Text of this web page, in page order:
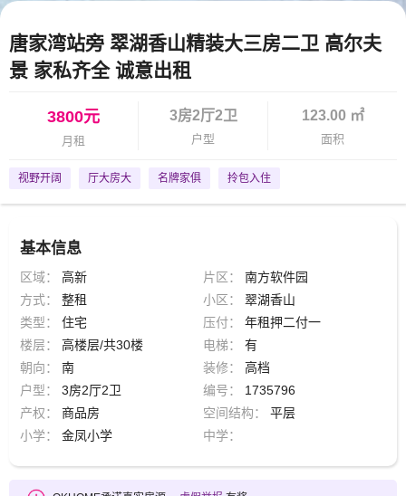
唐家湾站旁 翠湖香山精装大三房二卫 高尔夫
景 家私齐全 诚意出租
3800元
月租
3房2厅2卫
户型
123.00 ㎡
面积
视野开阔 厅大房大 名牌家俱 拎包入住
基本信息
区域： 高新 片区：
南方软件园
方式：
整租 小区：
翠湖香山
类型：
住宅 压付：
年租押二付一
楼层：
高楼层/共30楼 电梯：
有
朝向：
南 装修：
高档
户型：
3房2厅2卫 编号：
1735796
产权：
商品房 空间结构：
平层
小学：
金凤小学 中学：